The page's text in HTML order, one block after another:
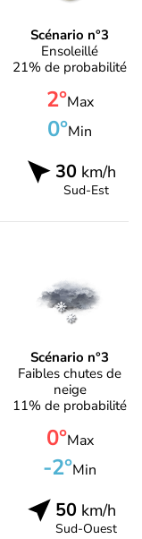
Scénario n°3
Ensoleillé
21% de probabilité
2°Max
0°Min
30 km/h
Sud-Est
Scénario n°3
Faibles chutes de
neige
11% de probabilité
0°Max
-2°Min
50 km/h
Sud-Ouest